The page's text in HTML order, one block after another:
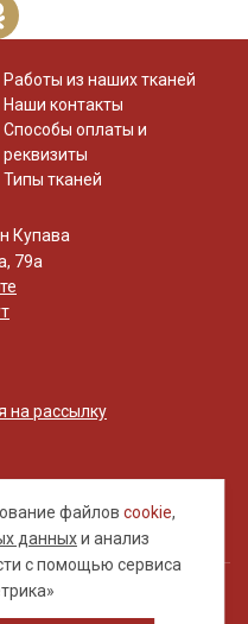
файловcookie,
данныхи анализ
с помощью сервиса
Работы из наших тканей
Наши контакты
Способы оплаты и
реквизиты
Типы тканей
Купава
79а
на рассылку